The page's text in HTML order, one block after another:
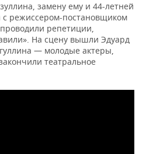
замену ему и 44-летней
режиссером-постановщиком
репетиции,
На cцену вышли Эдуард
— молодые актеры,
театральное